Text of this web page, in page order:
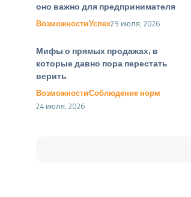
оно важно для предпринимателя
ВозможностиУспех29 июля, 2026
Мифы о прямых продажах, в
которые давно пора перестать
верить
ВозможностиСоблюдение норм
24 июля, 2026